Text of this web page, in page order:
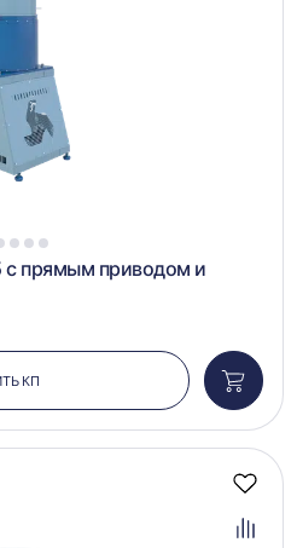
3 4 5
с прямым приводом и
КП
в